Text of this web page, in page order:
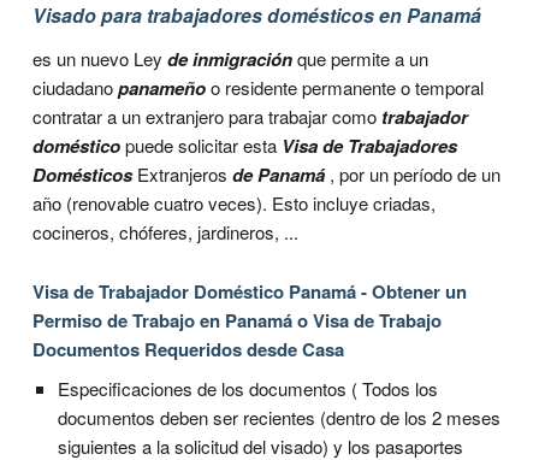
Visado para trabajadores domésticos en Panamá
es un nuevo Ley de inmigraciónque permite a un
ciudadanopanameñoo residente permanente o temporal
contratar a un extranjero para trabajar como trabajador
domésticopuede solicitar esta Visa de Trabajadores
DomésticosExtranjeros de Panamá, por un período de un
año (renovable cuatro veces). Esto incluye criadas,
cocineros, chóferes, jardineros, ...
Visa de Trabajador Doméstico Panamá - Obtener un
Permiso de Trabajo en Panamá o Visa de Trabajo
Documentos Requeridos desde Casa
Especificaciones de los documentos ( Todos los
documentos deben ser recientes (dentro de los 2 meses
siguientes a la solicitud del visado) y los pasaportes